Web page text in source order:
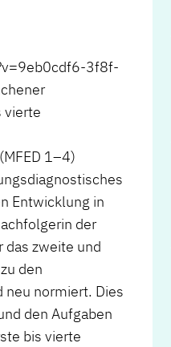
3f8f-
vierte
1–4)
Entwicklung in
der
das zweite und
den
neu normiert. Dies
den Aufgaben
bis vierte